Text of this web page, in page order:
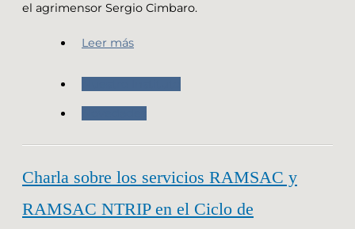
el agrimensor Sergio Cimbaro.
Leer más
Charla sobre los servicios RAMSAC y
RAMSAC NTRIP en el Ciclo de